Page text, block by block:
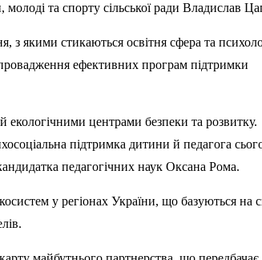
та спорту сільської ради Владислав
з якими стикаються освітня сфера та
ефективних програм підтримки
центрами безпеки та розвитку.
підтримка дитини й педагога
педагогічних наук Оксана Рома.
у регіонах України, що базуються на